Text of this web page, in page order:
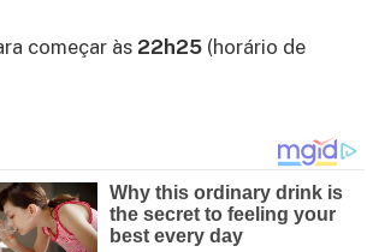
começar às 22h25 (horário de